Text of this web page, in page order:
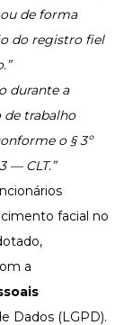
de forma
do registro fiel
durante a
de trabalho
o § 3º
— CLT.”
facial no
a
Dados (LGPD).